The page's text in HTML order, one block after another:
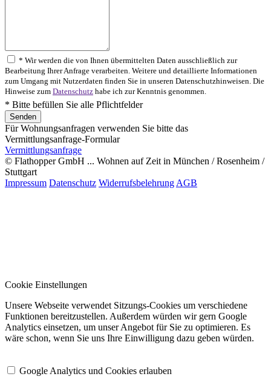
* Wir werden die von Ihnen übermittelten Daten ausschließlich zur
Bearbeitung Ihrer Anfrage verarbeiten. Weitere und detaillierte Informationen
zum Umgang mit Nutzerdaten finden Sie in unseren Datenschutzhinweisen. Die
Hinweise zum Datenschutz habe ich zur Kenntnis genommen.
* Bitte befüllen Sie alle Pflichtfelder
Für Wohnungsanfragen verwenden Sie bitte das
Vermittlungsanfrage-Formular
Vermittlungsanfrage
© Flathopper GmbH ... Wohnen auf Zeit in München / Rosenheim /
Stuttgart
Impressum Datenschutz Widerrufsbelehrung AGB
Cookie Einstellungen
Unsere Webseite verwendet Sitzungs-Cookies um verschiedene
Funktionen bereitzustellen. Außerdem würden wir gern Google
Analytics einsetzen, um unser Angebot für Sie zu optimieren. Es
wäre schon, wenn Sie uns Ihre Einwilligung dazu geben würden.
Google Analytics und Cookies erlauben